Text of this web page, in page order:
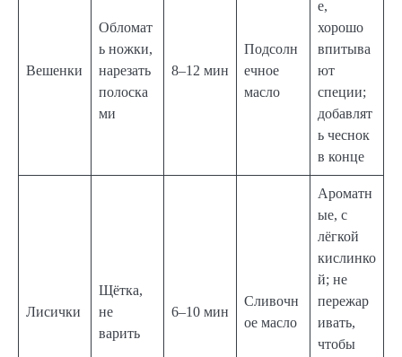
Вешенки
Обломат
ь ножки,
нарезать
полоска
ми
8–12 мин
Подсолн
ечное
масло
е,
хорошо
впитыва
ют
специи;
добавлят
ь чеснок
в конце
Лисички
Щётка,
не
варить
6–10 мин
Сливочн
ое масло
Ароматн
ые, с
лёгкой
кислинко
й; не
пережар
ивать,
чтобы